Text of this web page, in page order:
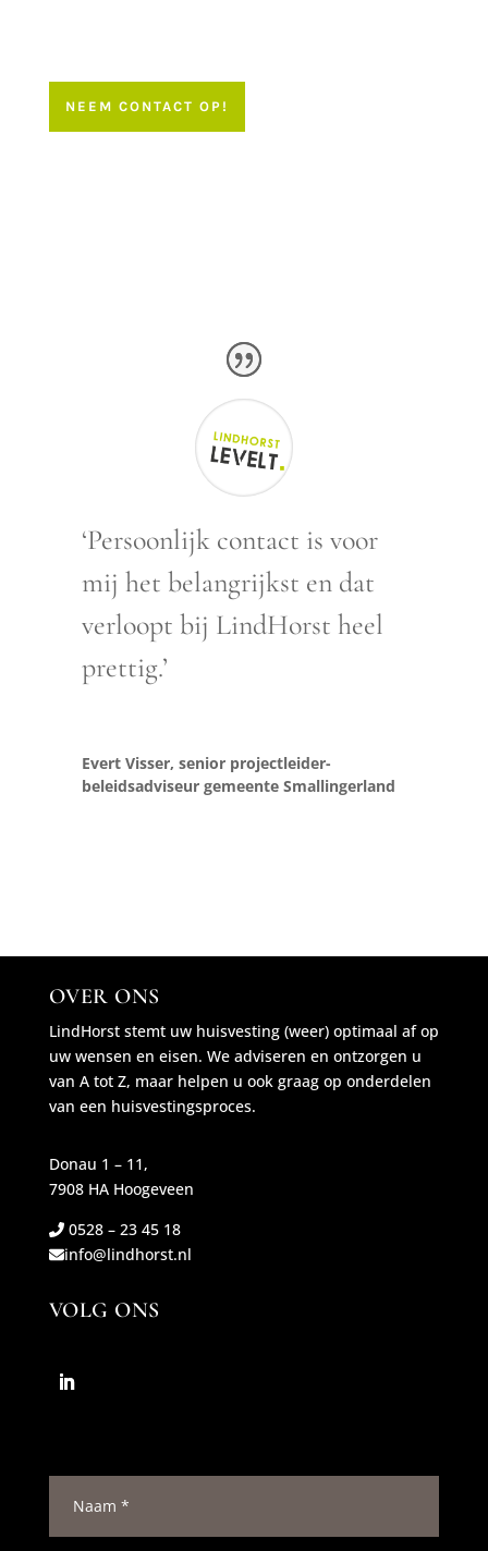
NEEM CONTACT OP!
‘Persoonlijk contact is voor
mij het belangrijkst en dat
verloopt bij LindHorst heel
prettig.’
Evert Visser, senior projectleider-
beleidsadviseur gemeente Smallingerland
OVER ONS
LindHorst stemt uw huisvesting (weer) optimaal af op
uw wensen en eisen. We adviseren en ontzorgen u
van A tot Z, maar helpen u ook graag op onderdelen
van een huisvestingsproces.
Donau 1 – 11,
7908 HA Hoogeveen
0528 – 23 45 18
info@lindhorst.nl
VOLG ONS
m